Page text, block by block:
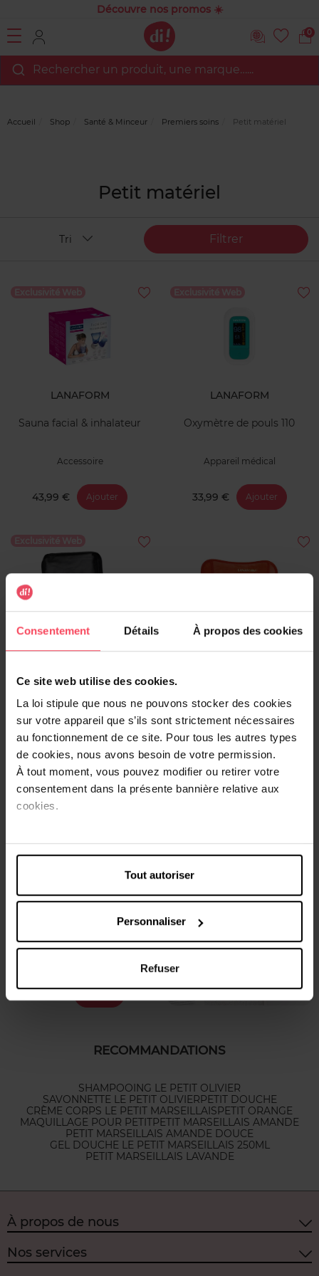
Consentement Détails À propos des cookies
Ce site web utilise des cookies.
La loi stipule que nous ne pouvons stocker des cookies
sur votre appareil que s’ils sont strictement nécessaires
au fonctionnement de ce site. Pour tous les autres types
de cookies, nous avons besoin de votre permission.
À tout moment, vous pouvez modifier ou retirer votre
consentement dans la présente bannière relative aux
cookies.
Tout autoriser
Personnaliser
Refuser
Découvre nos promos ☀️
0
Rechercher un produit, une marque…...
Accueil Shop Santé & Minceur Premiers soins Petit matériel
Petit matériel
Filtrer
Tri
LANAFORM
Sauna facial & inhalateur
Accessoire
43,99 € Ajouter
LANAFORM
Oxymètre de pouls 110
Appareil médical
33,99 € Ajouter
artérielle ABPM100
Appareil médical Bouillotte
Ajouter
Nouveauté
DI
RECOMMANDATIONS
SHAMPOOING LE PETIT OLIVIER
SAVONNETTE LE PETIT OLIVIERPETIT DOUCHE
CRÈME CORPS LE PETIT MARSEILLAISPETIT ORANGE
MAQUILLAGE POUR PETITPETIT MARSEILLAIS AMANDE
PETIT MARSEILLAIS AMANDE DOUCE
GEL DOUCHE LE PETIT MARSEILLAIS 250ML
PETIT MARSEILLAIS LAVANDE
À propos de nous
Nos services